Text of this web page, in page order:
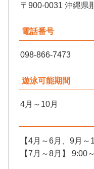
〒900-0031 沖縄県
電話番号
098-866-7473
遊泳可能期間
4月～10月
【4月～6月、9月
【7月～8月】 9:00